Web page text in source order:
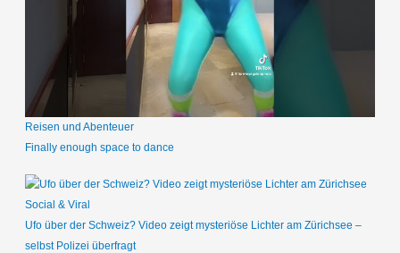
Reisen und Abenteuer
Finally enough space to dance
Social & Viral
Ufo über der Schweiz? Video zeigt mysteriöse Lichter am Zürichsee –
selbst Polizei überfragt